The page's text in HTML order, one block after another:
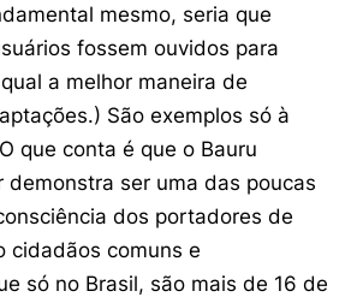
mesmo, seria que
fossem ouvidos para
a melhor maneira de
São exemplos só à
que conta é que o Bauru
demonstra ser uma das poucas
dos portadores de
cidadãos comuns e
só no Brasil, são mais de 16 de